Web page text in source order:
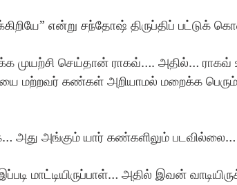
என்று சந்தோஷ் திருப்திப் பட்டுக்
முயற்சி செய்தான் ராகவ்…. அதில்… ராகவ்
மற்றவர் கண்கள் அறியாமல் மறைக்க
அங்கும் யார் கண்களிலும் படவில்லை…
மாட்டியிருப்பாள்… அதில் இவன்